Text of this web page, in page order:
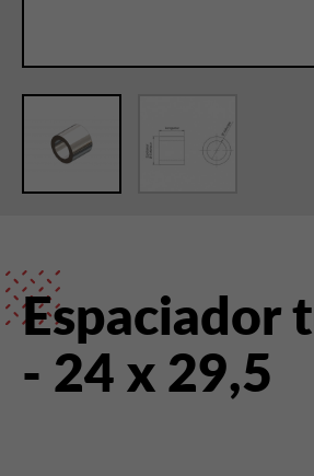
Espaciador
- 24 x 29,5